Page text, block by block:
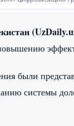
были
системы